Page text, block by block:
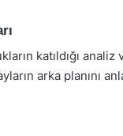
katıldığı
arka planını